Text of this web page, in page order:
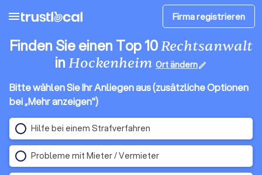
menu Firma registrieren
Finden Sie einen Top 10Rechtsanwalt
inHockenheim Ort ändernedit
Bitte wählen Sie Ihr Anliegen aus (zusätzliche Optionen
bei „Mehr anzeigen")
Hilfe bei einem Strafverfahren
Probleme mit Mieter / Vermieter